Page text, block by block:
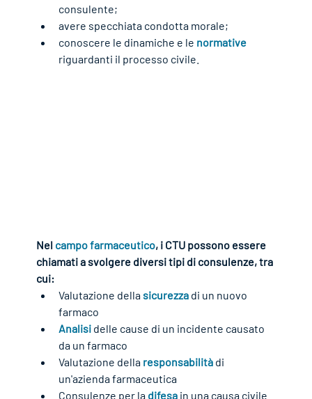
consulente;
avere specchiata condotta morale;
conoscere le dinamiche e le normative
riguardanti il processo civile.
Nel campo farmaceutico, i CTU possono essere
chiamati a svolgere diversi tipi di consulenze, tra
cui:
Valutazione della sicurezza di un nuovo
farmaco
Analisi delle cause di un incidente causato
da un farmaco
Valutazione della responsabilità di
un'azienda farmaceutica
Consulenze per la difesa in una causa civile